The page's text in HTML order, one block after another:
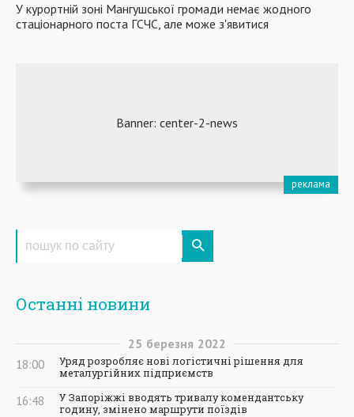
У курортній зоні Мангушської громади немає жодного
стаціонарного поста ГСЧС, але може з'явитися
Останні новини
25 березня 2022
18:00
Уряд розробляє нові логістичні рішення для
металургійних підприємств
16:48
У Запоріжжі вводять тривалу комендантську
годину, змінено маршрути поїздів